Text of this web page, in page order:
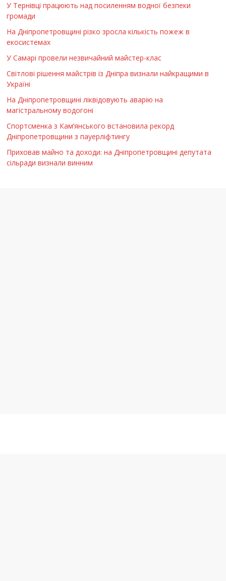
У Тернівці працюють над посиленням водної безпеки
громади
На Дніпропетровщині різко зросла кількість пожеж в
екосистемах
У Самарі провели незвичайний майстер-клас
Світлові рішення майстрів із Дніпра визнали найкращими в
Україні
На Дніпропетровщині ліквідовують аварію на
магістральному водогоні
Спортсменка з Кам’янського встановила рекорд
Дніпропетровщини з пауерліфтингу
Приховав майно та доходи: на Дніпропетровщині депутата
сільради визнали винним